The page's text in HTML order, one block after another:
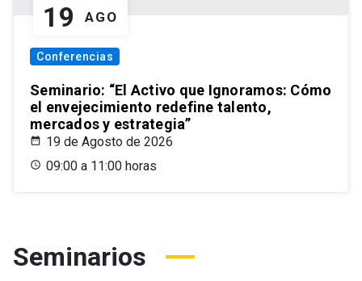
19 AGO
Conferencias
Seminario: “El Activo que Ignoramos: Cómo
el envejecimiento redefine talento,
mercados y estrategia”
19 de Agosto de 2026
09:00 a 11:00 horas
Seminarios